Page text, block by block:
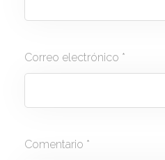
Correo electrónico *
Comentario *